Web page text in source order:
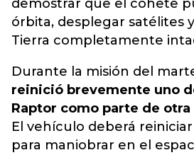
demostrar que el cohete
órbita, desplegar satélites
Tierra completamente
Durante la misión del
reinició brevemente uno
Raptor como parte de
El vehículo deberá
para maniobrar en el